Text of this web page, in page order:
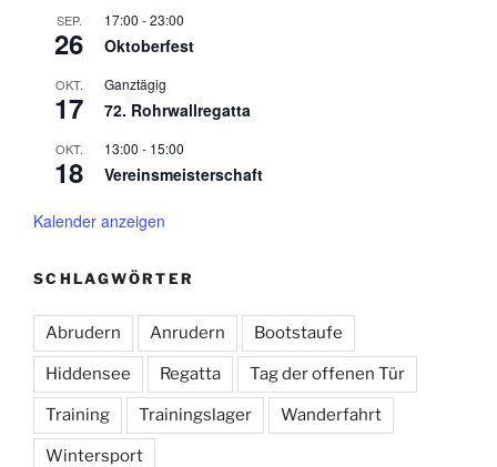
SEP.
26
17:00 -23:00
Oktoberfest
OKT.
17
Ganztägig
72. Rohrwallregatta
OKT.
18
13:00 - 15:00
Vereinsmeisterschaft
Kalender anzeigen
SCHLAGWÖRTER
Abrudern Anrudern Bootstaufe
Hiddensee Regatta Tag der offenen Tür
Training Trainingslager Wanderfahrt
Wintersport